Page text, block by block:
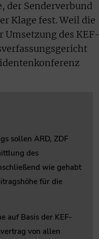
der Senderverbund
Klage fest. Weil die
Umsetzung des
sollen ARD, ZDF
des
wie gehabt
für die
auf Basis der KEF-
von allen